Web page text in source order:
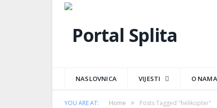
NASLOVNICA VIJESTI O NAMA
YOU ARE AT: Home » Posts Tagged "helikopter"